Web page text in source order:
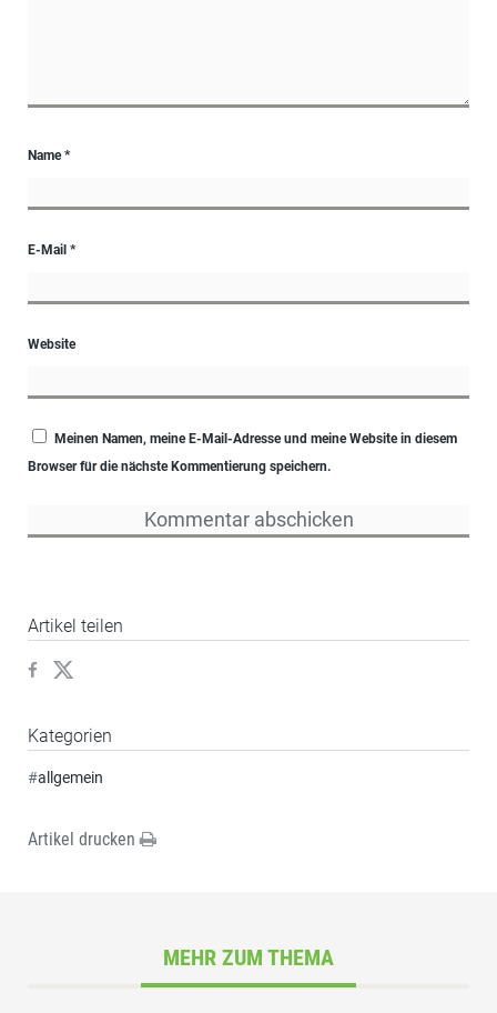
Name*
E-Mail *
Website
Meinen Namen, meine E-Mail-Adresse und meine Website in diesem
Browser für die nächste Kommentierung speichern.
Artikel teilen
Kategorien
#allgemein
Artikel drucken
MEHR ZUM THEMA